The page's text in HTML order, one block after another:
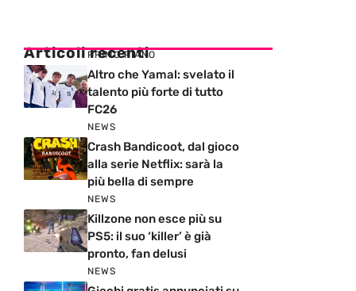
Articoli recenti
PRIMO PIANO
Altro che Yamal: svelato il
talento più forte di tutto
FC26
NEWS
Crash Bandicoot, dal gioco
alla serie Netflix: sarà la
più bella di sempre
NEWS
Killzone non esce più su
PS5: il suo ‘killer’ è già
pronto, fan delusi
NEWS